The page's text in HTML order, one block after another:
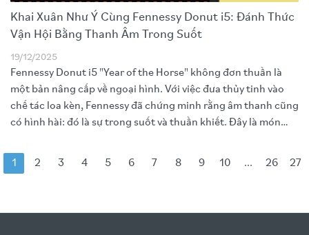
Khai Xuân Như Ý Cùng Fennessy Donut i5: Đánh Thức
Vận Hội Bằng Thanh Âm Trong Suốt
19/12/2025
Fennessy Donut i5 "Year of the Horse" không đơn thuần là
một bản nâng cấp về ngoại hình. Với việc đưa thủy tinh vào
chế tác loa kèn, Fennessy đã chứng minh rằng âm thanh cũng
có hình hài: đó là sự trong suốt và thuần khiết. Đây là món
gửi tới năm mới sắp sang.
1 2 3 4 5 6 7 8 9 10 ... 26 27